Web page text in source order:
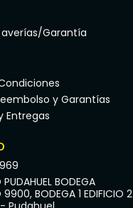
Garantía
y Garantías
Entregas
PUDAHUEL BODEGA
9900, BODEGA 1 EDIFICIO 2